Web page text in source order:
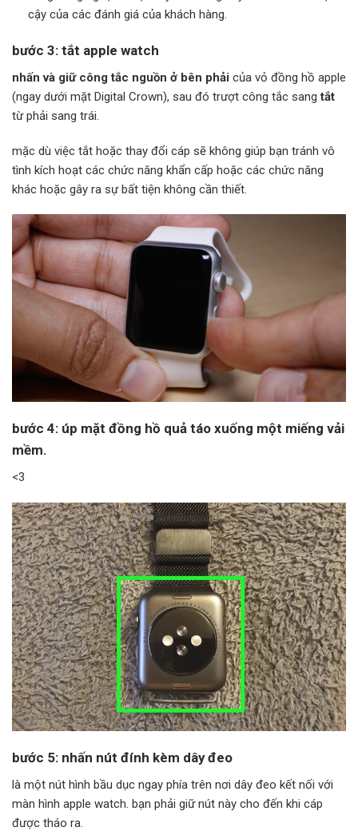
cậy của các đánh giá của khách hàng.
bước 3: tắt apple watch
nhấn và giữ công tắc nguồn ở bên phải của vỏ đồng hồ apple
(ngay dưới mặt Digital Crown), sau đó trượt công tắc sangtắt
từ phải sang trái.
mặc dù việc tắt hoặc thay đổi cáp sẽ không giúp bạn tránh vô
tình kích hoạt các chức năng khẩn cấp hoặc các chức năng
khác hoặc gây ra sự bất tiện không cần thiết.
bước 4: úp mặt đồng hồ quả táo xuống một miếng vải
mềm.
<3
bước 5: nhấn nút đính kèm dây đeo
là một nút hình bầu dục ngay phía trên nơi dây đeo kết nối với
màn hình apple watch. bạn phải giữ nút này cho đến khi cáp
được tháo ra.